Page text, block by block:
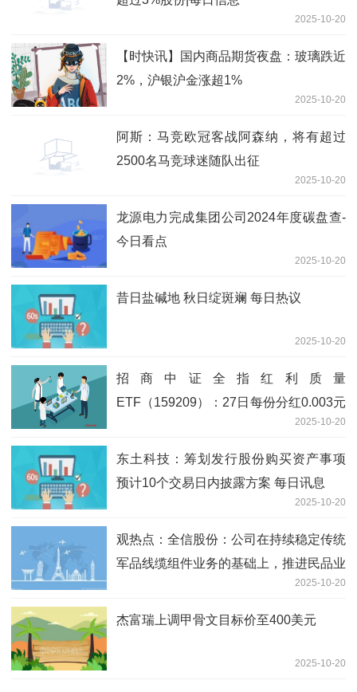
2025-10-20
【时快讯】国内商品期货夜盘：玻璃跌近
2%，沪银沪金涨超1%
2025-10-20
阿斯：马竞欧冠客战阿森纳，将有超过
2500名马竞球迷随队出征
2025-10-20
龙源电力完成集团公司2024年度碳盘查-
今日看点
2025-10-20
昔日盐碱地 秋日绽斑斓 每日热议
2025-10-20
招商中证全指红利质量
ETF（159209）：27日每份分红0.003元
2025-10-20
东土科技：筹划发行股份购买资产事项
预计10个交易日内披露方案 每日讯息
2025-10-20
观热点：全信股份：公司在持续稳定传统
军品线缆组件业务的基础上，推进民品业
务市场，同时依托在FC网络上的优势，
积极推进网络与计算集成领域解决方案
2025-10-20
杰富瑞上调甲骨文目标价至400美元
2025-10-20